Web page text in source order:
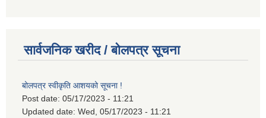
सार्वजनिक खरीद / बोलपत्र सूचना
बोलपत्र स्वीकृति आशयको सूचना !
Post date: 05/17/2023 - 11:21
Updated date: Wed, 05/17/2023 - 11:21